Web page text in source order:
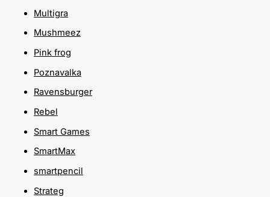
Multigra
Mushmeez
Pink frog
Poznavalka
Ravensburger
Rebel
Smart Games
SmartMax
smartpencil
Strateg